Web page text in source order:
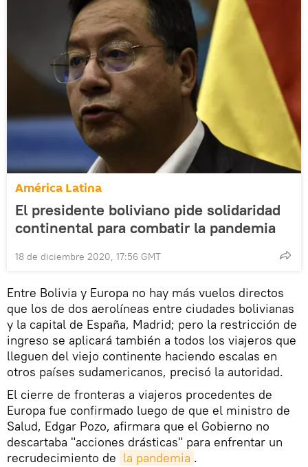
América Latina
El presidente boliviano pide solidaridad
continental para combatir la pandemia
18 de diciembre 2020, 17:56 GMT
Entre Bolivia y Europa no hay más vuelos directos
que los de dos aerolíneas entre ciudades bolivianas
y la capital de España, Madrid; pero la restricción de
ingreso se aplicará también a todos los viajeros que
lleguen del viejo continente haciendo escalas en
otros países sudamericanos, precisó la autoridad.
El cierre de fronteras a viajeros procedentes de
Europa fue confirmado luego de que el ministro de
Salud, Edgar Pozo, afirmara que el Gobierno no
descartaba "acciones drásticas" para enfrentar un
recrudecimiento de la pandemia .